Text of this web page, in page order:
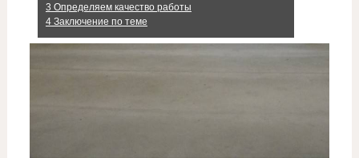
3 Определяем качество работы
4Заключение по теме